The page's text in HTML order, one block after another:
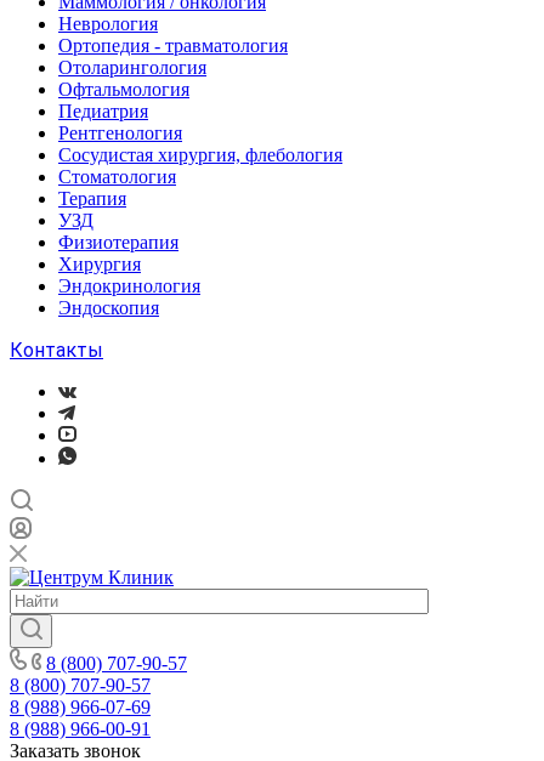
Неврология
Ортопедия - травматология
Отоларингология
Офтальмология
Педиатрия
Рентгенология
Сосудистая хирургия, флебология
Стоматология
Терапия
УЗД
Физиотерапия
Хирургия
Эндокринология
Эндоскопия
Контакты
8 (800) 707-90-57
8 (800) 707-90-57
8 (988) 966-07-69
8 (988) 966-00-91
Заказать звонок